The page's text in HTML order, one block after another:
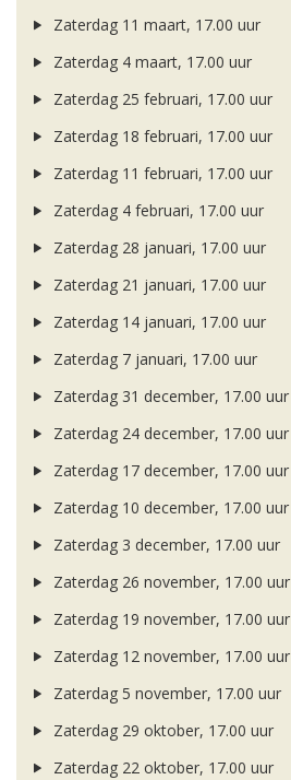
Zaterdag 11 maart, 17.00 uur
Zaterdag 4 maart, 17.00 uur
Zaterdag 25 februari, 17.00 uur
Zaterdag 18 februari, 17.00 uur
Zaterdag 11 februari, 17.00 uur
Zaterdag 4 februari, 17.00 uur
Zaterdag 28 januari, 17.00 uur
Zaterdag 21 januari, 17.00 uur
Zaterdag 14 januari, 17.00 uur
Zaterdag 7 januari, 17.00 uur
Zaterdag 31 december, 17.00 uur
Zaterdag 24 december, 17.00 uur
Zaterdag 17 december, 17.00 uur
Zaterdag 10 december, 17.00 uur
Zaterdag 3 december, 17.00 uur
Zaterdag 26 november, 17.00 uur
Zaterdag 19 november, 17.00 uur
Zaterdag 12 november, 17.00 uur
Zaterdag 5 november, 17.00 uur
Zaterdag 29 oktober, 17.00 uur
Zaterdag 22 oktober, 17.00 uur